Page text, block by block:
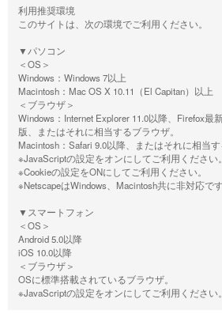
利用推奨環境
このサイトは、次の環境でご利用ください。
▼パソコン
＜OS＞
Windows：Windows 7以上
Macintosh：Mac OS X 10.11（El Capitan）以上
＜ブラウザ＞
Windows：Internet Explorer 11.0以降、Firefox最
版、またはそれに相当するブラウザ。
Macintosh：Safari 9.0以降、またはそれに相当す
※JavaScriptの設定をオンにしてご利用ください。
※Cookieの設定をONにしてご利用ください。
※NetscapeはWindows、Macintosh共に非対応です
▼スマートフォン
＜OS＞
Android 5.0以降
iOS 10.0以降
＜ブラウザ＞
OSに標準搭載されているブラウザ。
※JavaScriptの設定をオンにしてご利用ください。